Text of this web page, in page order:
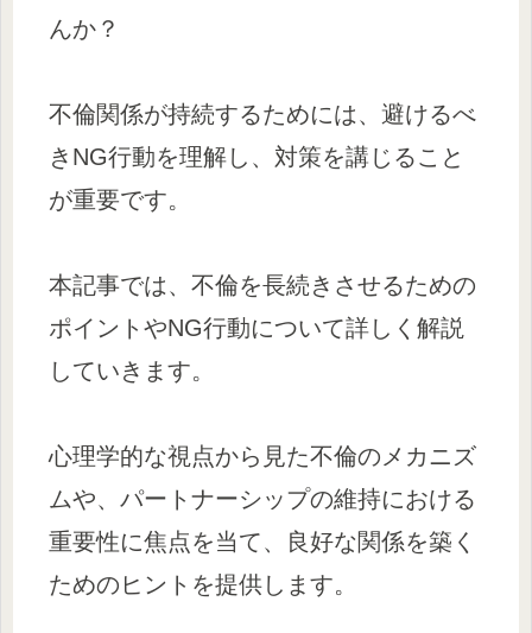
んか？
不倫関係が持続するためには、避けるべ
きNG行動を理解し、対策を講じること
が重要です。
本記事では、不倫を長続きさせるための
ポイントやNG行動について詳しく解説
していきます。
心理学的な視点から見た不倫のメカニズ
ムや、パートナーシップの維持における
重要性に焦点を当て、良好な関係を築く
ためのヒントを提供します。